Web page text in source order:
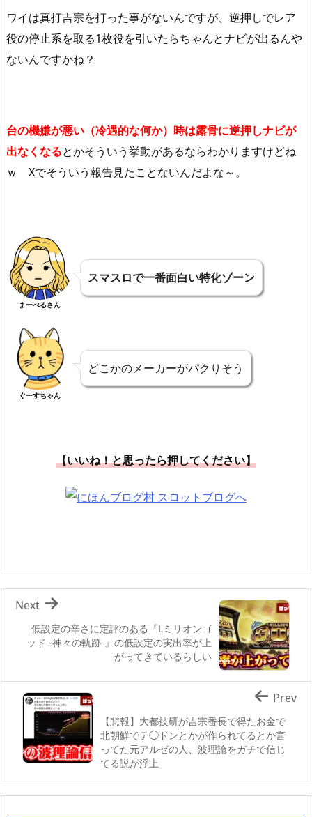
ワイは真打吉宗を打った事がないんですが、逆押しでレア
役の停止系を取る1枚役を引いたらちゃんとナビが出るんや
ないんですかね？
台の機嫌が悪い（冷遇的な何か）時は露骨に逆押しナビが
出なくなるとかそういう挙動があるならわかりますけどね
ｗ Xでそういう報告見たことないんだよな～。
まーべるさん
スマスロで一番面白い特化ゾーン
ぐーすちゃん
どこかのメーカーがパクりそう
【いいね！と思ったら押してください】
低設定の辛さに定評のある『Lミリオンゴ
ッド -神々の軌跡-』の低設定の実出率が上
がってきているらしい
Next
【悲報】大都技研が吉宗番長で得たお金で
北朝鮮でテ◯ドンとかが作られてるとか言
ってた元アルゼの人、波理論をガチで信じ
てる説が浮上
Prev